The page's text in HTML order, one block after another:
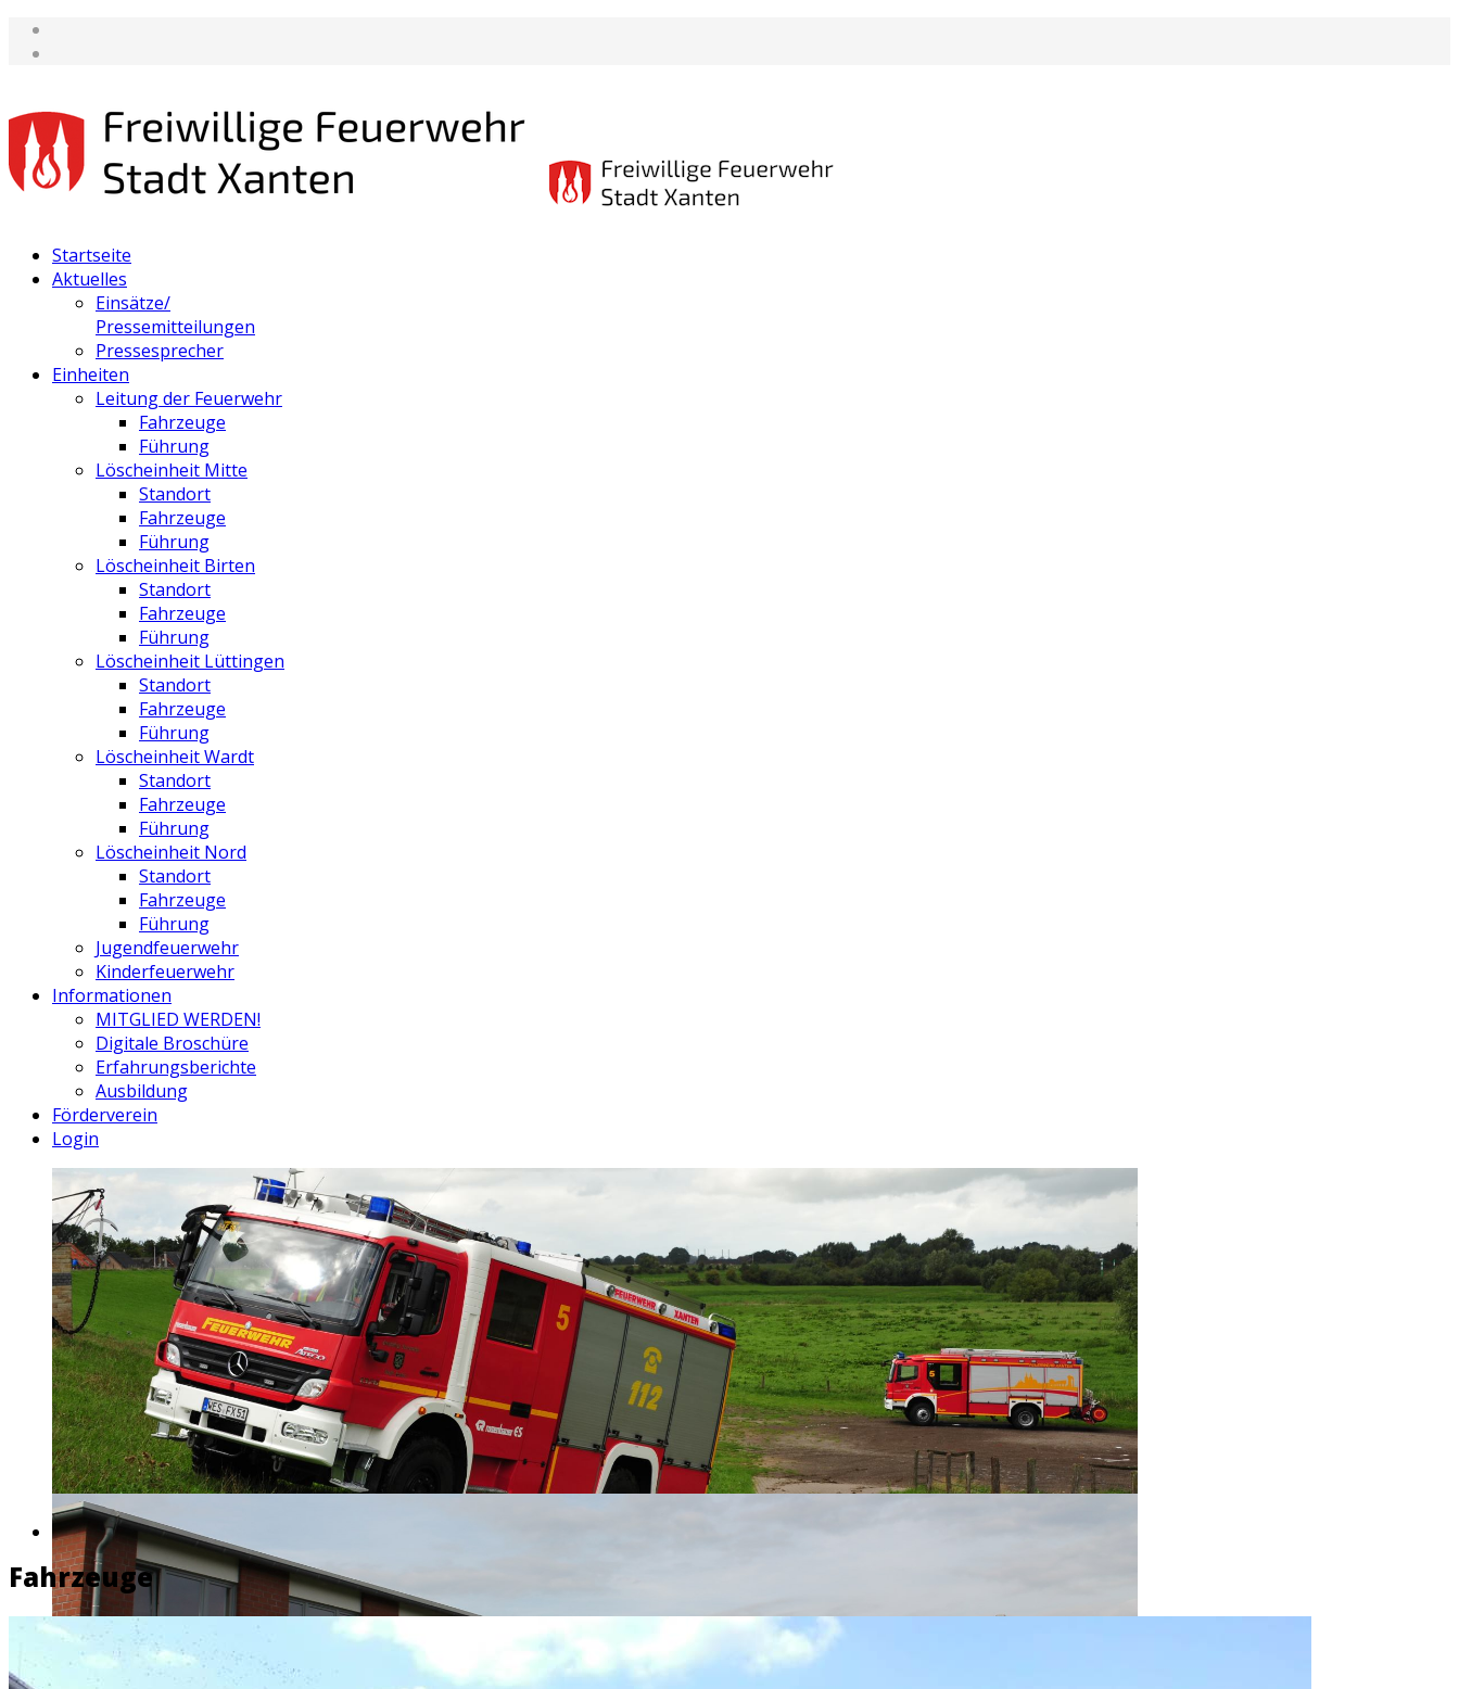
Startseite
Aktuelles
Einsätze/
Pressemitteilungen
Pressesprecher
Einheiten
Leitung der Feuerwehr
Fahrzeuge
Führung
Löscheinheit Mitte
Standort
Fahrzeuge
Führung
Löscheinheit Birten
Standort
Fahrzeuge
Führung
Löscheinheit Lüttingen
Standort
Fahrzeuge
Führung
Löscheinheit Wardt
Standort
Fahrzeuge
Führung
Löscheinheit Nord
Standort
Fahrzeuge
Führung
Jugendfeuerwehr
Kinderfeuerwehr
Informationen
MITGLIED WERDEN!
Digitale Broschüre
Erfahrungsberichte
Ausbildung
Förderverein
Login
Fahrzeuge